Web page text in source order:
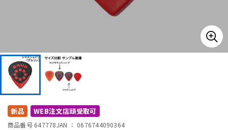
DTM オンライン納品
配信/ライブ機器
新品 WEB注文店頭受取可
商品番号 647778JAN ： 0676744090364